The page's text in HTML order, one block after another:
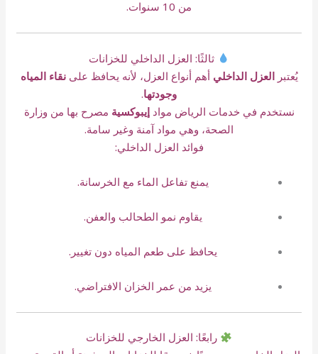
من 10 سنوات.
ثالثًا: العزل الداخلي للخزانات
يُعتبرالعزل الداخلي أهم أنواع العزل، لأنه يحافظ علىنقاء المياه
وجودتها.
نستخدم في خدمات الرياض موادإيبوكسية مصرح بها من وزارة
الصحة، وهي مواد آمنة وغير سامة.
فوائد العزل الداخلي:
يمنع تفاعل الماء مع الخرسانة.
يقاوم نمو الطحالب والعفن.
يحافظ على طعم المياه دون تغيير.
يزيد من عمر الخزان الافتراضي.
رابعًا: العزل الخارجي للخزانات